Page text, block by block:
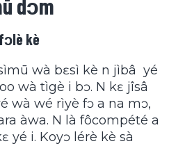
dɔm
kè
wà bɛsì kè n jìbâ yé
wà tìgè i bɔ. N kɛ jîsâ
wà wé rìyè fɔ a na mɔ,
àwa. N là fôcompété a
yé i. Koyɔ lérè kè sà